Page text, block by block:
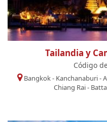
Tailandia y
Código
Bangkok- Kanchanaburi-
Chiang Rai-